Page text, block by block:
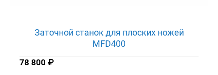
Заточной станок для плоских ножей
MFD400
78 800 ₽